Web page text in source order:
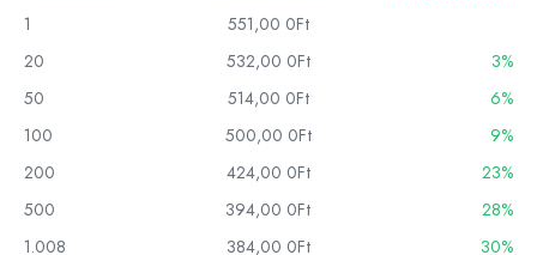
1
551,00 0Ft
20
532,00 0Ft
3%
50
514,00 0Ft
6%
100
500,00 0Ft
9%
200
424,00 0Ft
23%
500
394,00 0Ft
28%
1.008
384,00 0Ft 30%